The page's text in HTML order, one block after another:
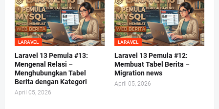
LARAVEL
Laravel 13 Pemula #13:
Mengenal Relasi –
Menghubungkan Tabel
Berita dengan Kategori
April 05, 2026
LARAVEL
Laravel 13 Pemula #12:
Membuat Tabel Berita –
Migration news
April 05, 2026